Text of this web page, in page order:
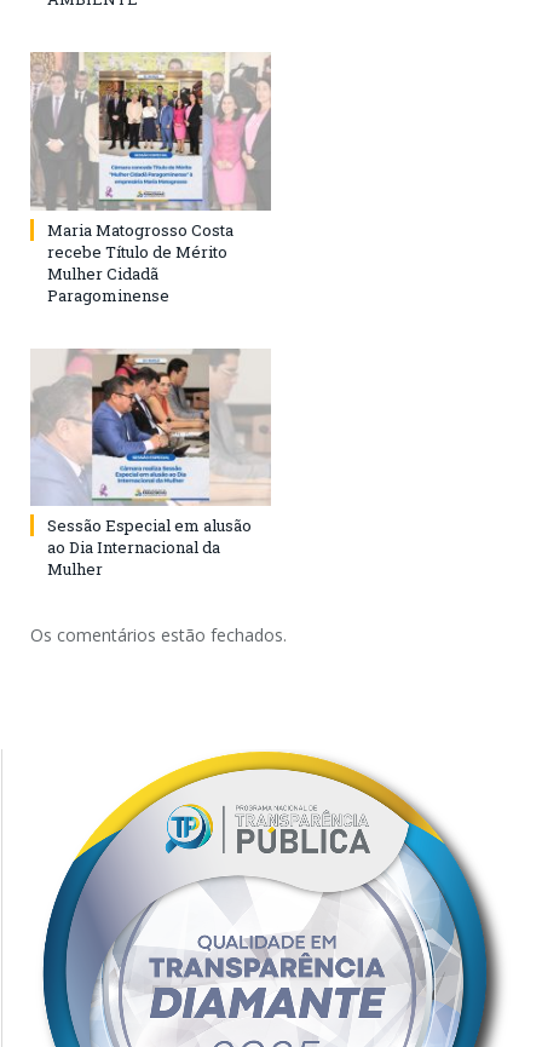
Maria Matogrosso Costa
recebe Título de Mérito
Mulher Cidadã
Paragominense
Sessão Especial em alusão
ao Dia Internacional da
Mulher
Os comentários estão fechados.